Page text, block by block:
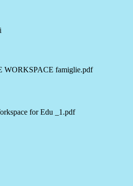
WORKSPACE famiglie.pdf
for Edu _1.pdf